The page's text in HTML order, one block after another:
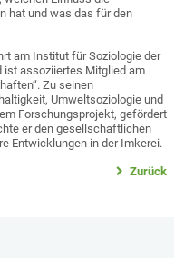
hat und was das für den
am Institut für Soziologie der
ist assoziiertes Mitglied am
Zu seinen
Umweltsoziologie und
Forschungsprojekt, gefördert
er den gesellschaftlichen
Entwicklungen in der Imkerei.
Zurück